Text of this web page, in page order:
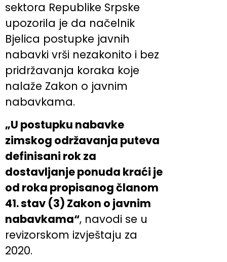
sektora Republike Srpske
upozorila je da načelnik
Bjelica postupke javnih
nabavki vrši nezakonito i bez
pridržavanja koraka koje
nalaže Zakon o javnim
nabavkama.
„U postupku nabavke
zimskog održavanja puteva
definisani rok za
dostavljanje ponuda kraći je
od roka propisanog članom
41. stav (3) Zakon o javnim
nabavkama“, navodi se u
revizorskom izvještaju za
2020.